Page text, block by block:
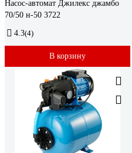
Насос-автомат Джилекс джамбо
70/50 н-50 3722
4.3(4)
В корзину